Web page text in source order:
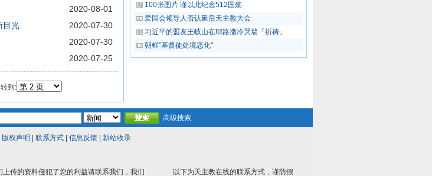
2020-08-01
目光
2020-07-30
2020-07-30
2020-07-25
到:
100张图片 谨以此纪念512国殇
爱国会领导人否认延后天主教大会
习近平的盟友王岐山在耶路撒冷哭墙「祈祷」
朝鲜"基督徒处境恶化"
高级搜索
版权声明 联系方式| 信息反馈| 新站收录
传的资料侵犯了您的利益请联系我们，我们 以下为天主教在线的联系方式，谨防假